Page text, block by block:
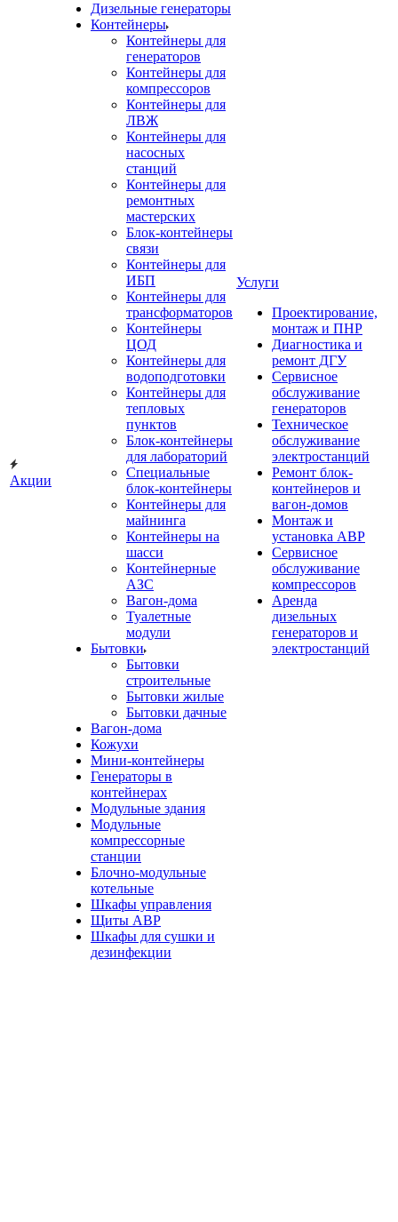
Акции
Дизельные генераторы
Контейнеры
Контейнеры для
генераторов
Контейнеры для
компрессоров
Контейнеры для
ЛВЖ
Контейнеры для
насосных
станций
Контейнеры для
ремонтных
мастерских
Блок-контейнеры
связи
Контейнеры для
ИБП
Контейнеры для
трансформаторов
Контейнеры
ЦОД
Контейнеры для
водоподготовки
Контейнеры для
тепловых
пунктов
Блок-контейнеры
для лабораторий
Специальные
блок-контейнеры
Контейнеры для
майнинга
Контейнеры на
шасси
Контейнерные
АЗС
Вагон-дома
Туалетные
модули
Бытовки
Бытовки
строительные
Бытовки жилые
Бытовки дачные
Вагон-дома
Кожухи
Мини-контейнеры
Генераторы в
контейнерах
Модульные здания
Модульные
компрессорные
станции
Блочно-модульные
котельные
Шкафы управления
Щиты АВР
Шкафы для сушки и
дезинфекции
Услуги
Проектирование,
монтаж и ПНР
Диагностика и
ремонт ДГУ
Сервисное
обслуживание
генераторов
Техническое
обслуживание
электростанций
Ремонт блок-
контейнеров и
вагон-домов
Монтаж и
установка АВР
Сервисное
обслуживание
компрессоров
Аренда
дизельных
генераторов и
электростанций